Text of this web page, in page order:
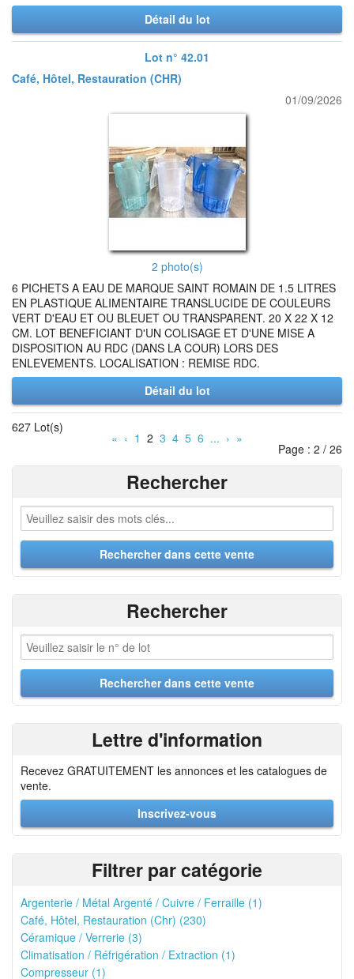
Détail du lot
Lot n° 42.01
Café, Hôtel, Restauration (CHR)
01/09/2026
2 photo(s)
6 PICHETS A EAU DE MARQUE SAINT ROMAIN DE 1.5 LITRES
EN PLASTIQUE ALIMENTAIRE TRANSLUCIDE DE COULEURS
VERT D'EAU ET OU BLEUET OU TRANSPARENT. 20 X 22 X 12
CM. LOT BENEFICIANT D'UN COLISAGE ET D'UNE MISE A
DISPOSITION AU RDC (DANS LA COUR) LORS DES
ENLEVEMENTS. LOCALISATION : REMISE RDC.
Détail du lot
627 Lot(s)
« ‹ 1 2 3 4 5 6 ... › »
Page : 2 / 26
Rechercher
Rechercher
Lettre d'information
Recevez GRATUITEMENT les annonces et les catalogues de
vente.
Inscrivez-vous
Filtrer par catégorie
Argenterie / Métal Argenté / Cuivre / Ferraille (1)
Café, Hôtel, Restauration (Chr) (230)
Céramique / Verrerie (3)
Climatisation / Réfrigération / Extraction (1)
Compresseur (1)